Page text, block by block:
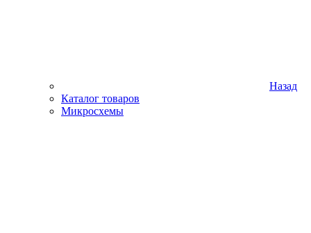
Назад
Каталог товаров
Микросхемы